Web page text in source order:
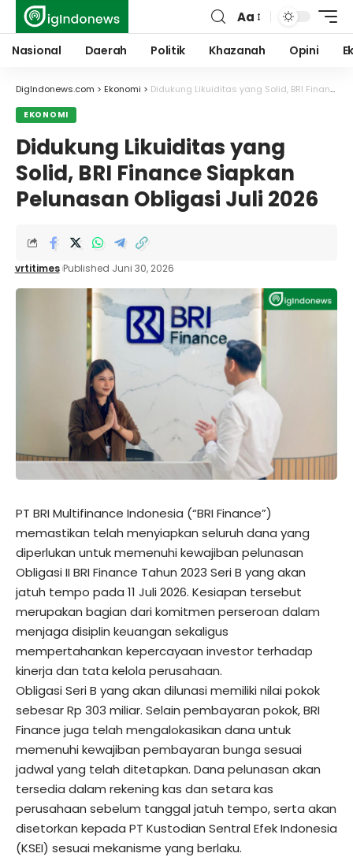
Font
Resizer
Aa
Nasional Daerah Politik Khazanah Opini
DigIndonews.com > Ekonomi > Didukung Likuiditas yang Solid, BRI Finance Siapkan Pelunasan Obligasi Juli 2026
EKONOMI
Didukung Likuiditas yang
Solid, BRI Finance Siapkan
Pelunasan Obligasi Juli 2026
vrtitimes Published Juni 30, 2026
PT BRI Multifinance Indonesia (“BRI Finance”)
memastikan telah menyiapkan seluruh dana yang
diperlukan untuk memenuhi kewajiban pelunasan
Obligasi II BRI Finance Tahun 2023 Seri B yang akan
jatuh tempo pada 11 Juli 2026. Kesiapan tersebut
merupakan bagian dari komitmen perseroan dalam
menjaga disiplin keuangan sekaligus
mempertahankan kepercayaan investor terhadap
kinerja dan tata kelola perusahaan.
Obligasi Seri B yang akan dilunasi memiliki nilai pokok
sebesar Rp 303 miliar. Selain pembayaran pokok, BRI
Finance juga telah mengalokasikan dana untuk
memenuhi kewajiban pembayaran bunga sesuai
jadwal yang telah ditetapkan. Dana pelunasan akan
tersedia dalam rekening kas dan setara kas
perusahaan sebelum tanggal jatuh tempo, serta akan
disetorkan kepada PT Kustodian Sentral Efek Indonesia
(KSEI) sesuai mekanisme yang berlaku.